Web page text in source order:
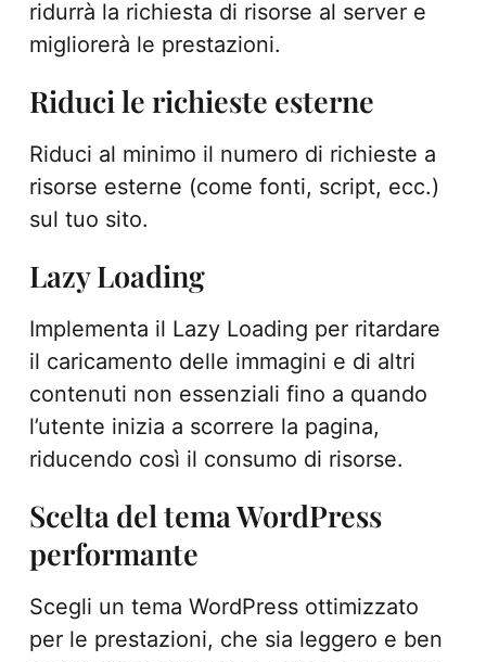
ridurrà la richiesta di risorse al server e
migliorerà le prestazioni.
Riduci le richieste esterne
Riduci al minimo il numero di richieste a
risorse esterne (come fonti, script, ecc.)
sul tuo sito.
Lazy Loading
Implementa il Lazy Loading per ritardare
il caricamento delle immagini e di altri
contenuti non essenziali fino a quando
l’utente inizia a scorrere la pagina,
riducendo così il consumo di risorse.
Scelta del tema WordPress
performante
Scegli un tema WordPress ottimizzato
per le prestazioni, che sia leggero e ben